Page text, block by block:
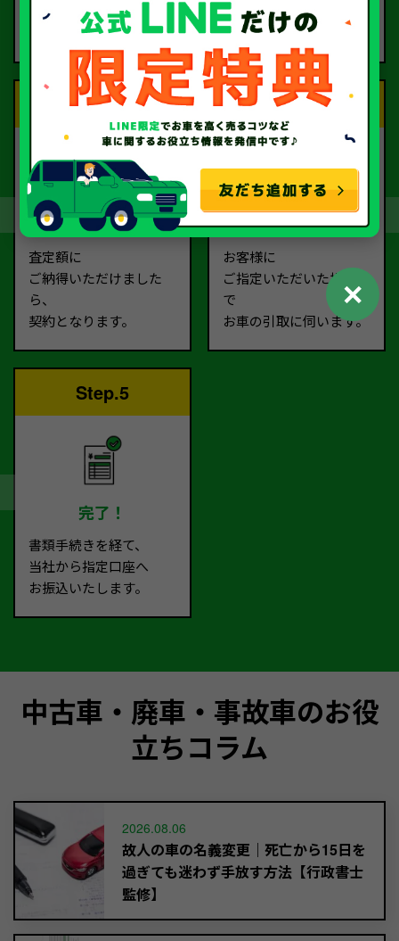
ムより
ご依頼ください。
お電話で回答いたしま
す。
Step.3
契約
査定額に
ご納得いただけました
ら、
契約となります。
Step.4
お引取り
お客様に
ご指定いただいた場所ま
で
お車の引取に伺います。
Step.5
完了！
書類手続きを経て、
当社から指定口座へ
お振込いたします。
中古車・廃車・事故車のお役
立ちコラム
2026.08.06
故人の車の名義変更｜死亡から15日を
過ぎても迷わず手放す方法【行政書士
監修】
✕